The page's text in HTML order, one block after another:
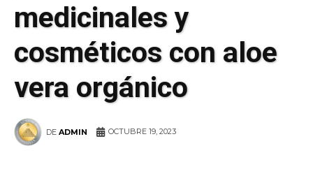
medicinales y
cosméticos con aloe
vera orgánico
DE ADMIN OCTUBRE 19, 2023